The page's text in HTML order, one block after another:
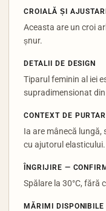
CROIALĂ ȘI
Aceasta are un croi
șnur.
DETALII DE DESIGN
Tiparul feminin al iei
supradimensionat
CONTEXT DE
Ia are mânecă
cu ajutorul elasticului.
ÎNGRIJIRE —
Spălare la 30°C, fără
MĂRIMI DISPONIBILE